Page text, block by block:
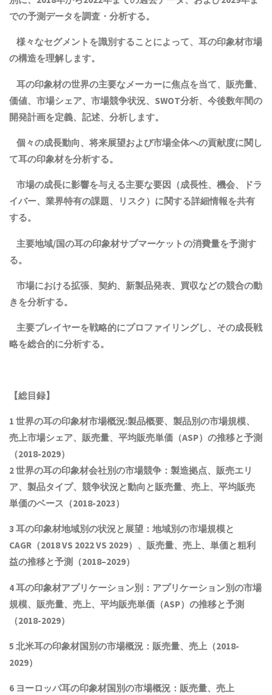
での予測データを調査・分析する。
様々なセグメントを識別することによって、耳の印象材市場
の構造を理解します。
耳の印象材の世界の主要なメーカーに焦点を当て、販売量、
価値、市場シェア、市場競争状況、SWOT分析、今後数年間の
開発計画を定義、記述、分析します。
個々の成長動向、将来展望および市場全体への貢献度に関し
て耳の印象材を分析する。
市場の成長に影響を与える主要な要因（成長性、機会、ドラ
イバー、業界特有の課題、リスク）に関する詳細情報を共有
する。
主要地域/国の耳の印象材サブマーケットの消費量を予測す
る。
市場における拡張、契約、新製品発表、買収などの競合の動
きを分析する。
主要プレイヤーを戦略的にプロファイリングし、その成長戦
略を総合的に分析する。
【総目録】
1 世界の耳の印象材市場概況:製品概要、製品別の市場規模、
売上市場シェア、販売量、平均販売単価（ASP）の推移と予測
（2018-2029）
2 世界の耳の印象材会社別の市場競争：製造拠点、販売エリ
ア、製品タイプ、競争状況と動向と販売量、売上、平均販売
単価のベース（2018-2023）
3耳の印象材地域別の状況と展望：地域別の市場規模と
CAGR（2018 VS 2022 VS 2029）、販売量、売上、単価と粗利
益の推移と予測 （2018–2029）
4耳の印象材アプリケーション別：アプリケーション別の市場
規模、 販売量、売上、平均販売単価 （ASP）の推移と予測
（2018-2029）
5 北米耳の印象材国別の市場概況：販売量、売上（2018-
2029）
6 ヨーロッパ耳の印象材国別の市場概況：販売量、売上